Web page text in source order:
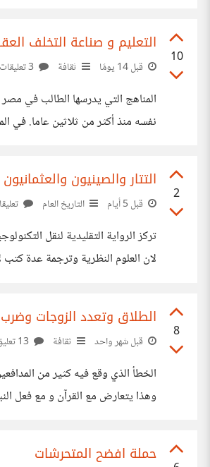
10
التعليم و صناعة التخلف
قبل 14 يومًا ثقافة
2
التتار والصينيون
قبل 5 أيام التاريخ العام
تركز الرواية التقليدية لنقل
8
الطلاق وتعدد الزوجات
قبل شهر واحد ثقافة
الخطأ الذي وقع فيه كثير من
حملة افضح المتحرشات